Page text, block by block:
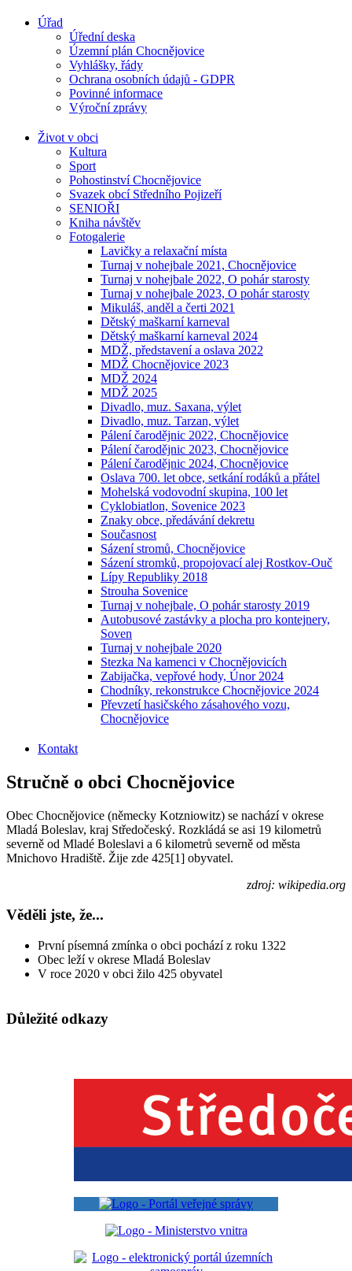
Úřad
Úřední deska
Územní plán Chocnějovice
Vyhlášky, řády
Ochrana osobních údajů - GDPR
Povinné informace
Výroční zprávy
Život v obci
Kultura
Sport
Pohostinství Chocnějovice
Svazek obcí Středního Pojizeří
SENIOŘI
Kniha návštěv
Fotogalerie
Lavičky a relaxační místa
Turnaj v nohejbale 2021, Chocnějovice
Turnaj v nohejbale 2022, O pohár starosty
Turnaj v nohejbale 2023, O pohár starosty
Mikuláš, anděl a čerti 2021
Dětský maškarní karneval
Dětský maškarní karneval 2024
MDŽ, představení a oslava 2022
MDŽ Chocnějovice 2023
MDŽ 2024
MDŽ 2025
Divadlo, muz. Saxana, výlet
Divadlo, muz. Tarzan, výlet
Pálení čarodějnic 2022, Chocnějovice
Pálení čarodějnic 2023, Chocnějovice
Pálení čarodějnic 2024, Chocnějovice
Oslava 700. let obce, setkání rodáků a přátel
Mohelská vodovodní skupina, 100 let
Cyklobiatlon, Sovenice 2023
Znaky obce, předávání dekretu
Současnost
Sázení stromů, Chocnějovice
Sázení stromků, propojovací alej Rostkov-Ouč
Lípy Republiky 2018
Strouha Sovenice
Turnaj v nohejbale, O pohár starosty 2019
Autobusové zastávky a plocha pro kontejnery,
Soven
Turnaj v nohejbale 2020
Stezka Na kamenci v Chocnějovicích
Zabijačka, vepřové hody, Únor 2024
Chodníky, rekonstrukce Chocnějovice 2024
Převzetí hasičského zásahového vozu,
Chocnějovice
Kontakt
Stručně o obci Chocnějovice
Obec Chocnějovice (německy Kotzniowitz) se nachází v okrese
Mladá Boleslav, kraj Středočeský. Rozkládá se asi 19 kilometrů
severně od Mladé Boleslavi a 6 kilometrů severně od města
Mnichovo Hradiště. Žije zde 425[1] obyvatel.
zdroj: wikipedia.org
Věděli jste, že...
První písemná zmínka o obci pochází z roku 1322
Obec leží v okrese Mladá Boleslav
V roce 2020 v obci žilo 425 obyvatel
Důležité odkazy